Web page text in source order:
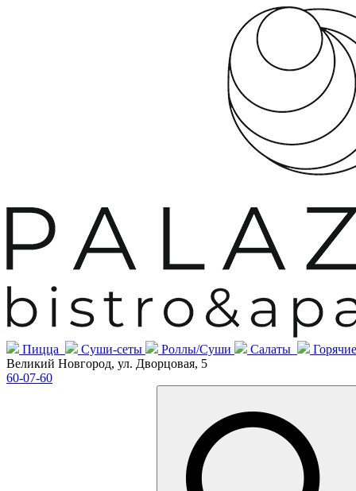
Пицца Суши-сеты Роллы/Суши Салаты
Великий Новгород, ул. Дворцовая, 5
60-07-60